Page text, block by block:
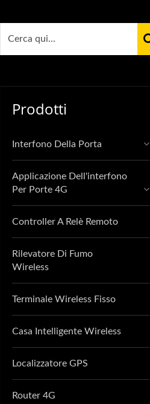
Prodotti
Interfono Della Porta
Applicazione Dell'interfono
Per Porte 4G
Controller A Relè Remoto
Rilevatore Di Fumo
Wireless
Terminale Wireless Fisso
Casa Intelligente Wireless
Localizzatore GPS
Router 4G